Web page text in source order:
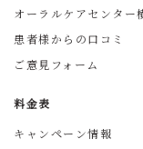
オーラルケアセンター
患者様からの口コミ
ご意見フォーム
料金表
キャンペーン情報